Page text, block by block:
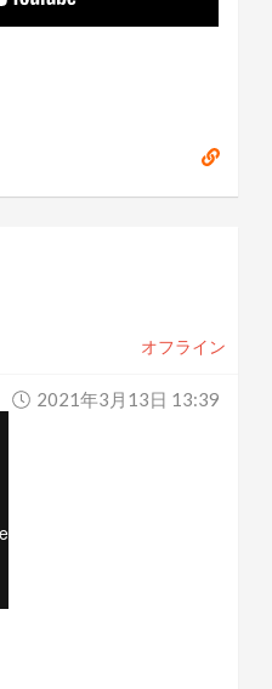
オフライン
2021年3月13日 13:39